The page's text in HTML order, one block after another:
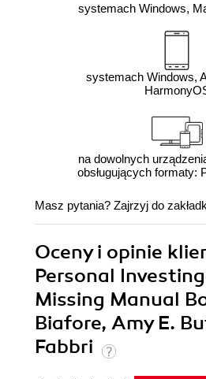
systemach Windows,
systemach Windows,
na dowolnych
obsługujących formaty:
Masz pytania? Zajrzyj do
Oceny i opinie
Personal
Missing Manual
Biafore, Amy E.
Fabbri